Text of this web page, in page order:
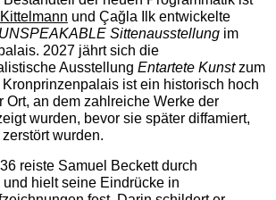
und Çağla Ilk entwickelte
UNSPEAKABLE Sittenausstellungim
2027 jährt sich die
Ausstellung Entartete Kunstzum
ist ein historisch hoch
Ort, an dem zahlreiche Werke der
wurden, bevor sie später diffamiert,
wurden.
reiste Samuel Beckett durch
und hielt seine Eindrücke in